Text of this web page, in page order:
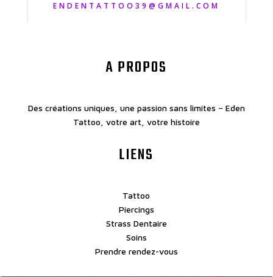
ENDENTATTOO39@GMAIL.COM
A PROPOS
Des créations uniques, une passion sans limites – Eden
Tattoo, votre art, votre histoire
LIENS
Tattoo
Piercings
Strass Dentaire
Soins
Prendre rendez-vous